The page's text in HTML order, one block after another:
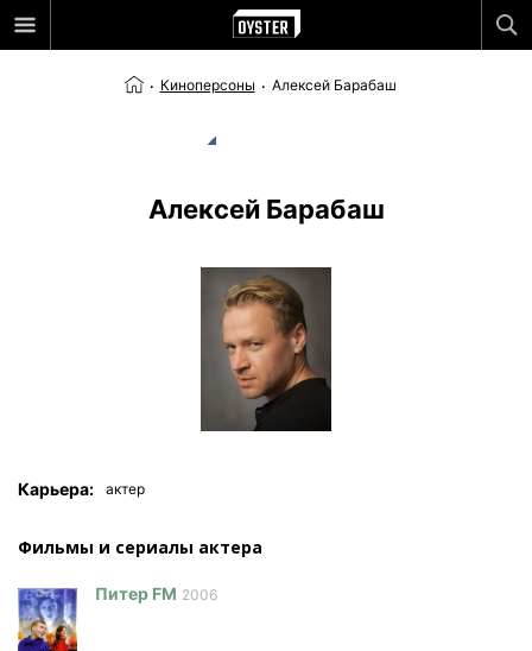
Киноперсоны Алексей Барабаш
Алексей Барабаш
Карьера: актер
Фильмы и сериалы актера
Питер FM 2006